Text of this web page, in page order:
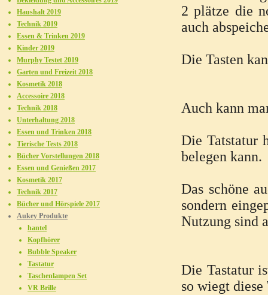
2 plätze die
auch
Die Tasten
Auch kann
Die Tatstatur
belegen kann.
Das schöne
sondern
Nutzung sind
Die Tastatur
so wiegt
Haushalt 2019
Technik 2019
Essen & Trinken 2019
Kinder 2019
Murphy Testet 2019
Garten und Freizeit 2018
Kosmetik 2018
Accessoire 2018
Technik 2018
Unterhaltung 2018
Essen und Trinken 2018
Tierische Tests 2018
Bücher Vorstellungen 2018
Essen und Genießen 2017
Kosmetik 2017
Technik 2017
Bücher und Hörspiele 2017
Aukey Produkte
hantel
Kopfhörer
Bubble Speaker
Tastatur
Taschenlampen Set
VR Brille